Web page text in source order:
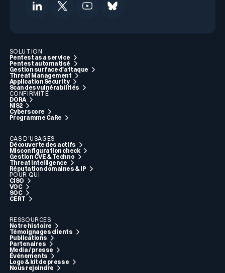
SOLUTION
Pentest as a service
Pentest automatisé
Gestion surface d'attaque
Threat Management
Application Security
Scan des vulnérabilités
CONFIRMITÉ
DORA
NIS2
Cyberscore
Programme CaRe
CAS D'USAGES
Découverte des actifs
Misconfiguration check
Gestion CVE & Techno
Threat intelligence
Réputation domaines & IP
POUR QUI
CISO
VOC
SOC
CERT
RESSOURCES
Notre histoire
Témoignages clients
Publications
Partenaires
Media / presse
Événements
Logo & kit de presse
Nous rejoindre